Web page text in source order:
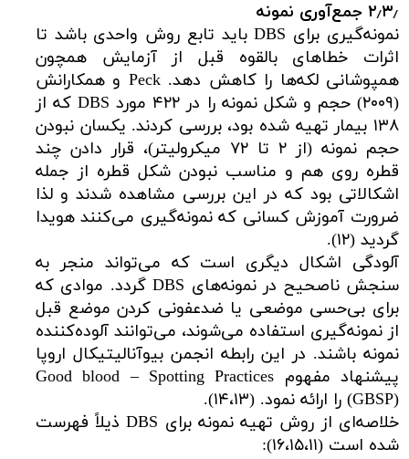
۲٫۳٫ جمع‌آوری نمونه
نمونه‌گیری برای DBS باید تابع روش واحدی باشد تا
اثرات خطاهای بالقوه قبل از آزمایش همچون
همپوشانی لکه‌ها را کاهش دهد. Peck و همکارانش
(۲۰۰۹) حجم و شکل نمونه را در ۴۲۲ مورد DBS که از
۱۳۸ بیمار تهیه شده بود، بررسی کردند. یکسان نبودن
حجم نمونه (از ۲ تا ۷۲ میکرولیتر)، قرار دادن چند
قطره روی هم و مناسب نبودن شکل قطره از جمله
اشکالاتی بود که در این بررسی مشاهده شدند و لذا
ضرورت آموزش کسانی که نمونه‌گیری می‌کنند هویدا
گردید (۱۲).
آلودگی اشکال دیگری است که می‌تواند منجر به
سنجش ناصحیح در نمونه‌های DBS گردد. موادی که
برای بی‌حسی موضعی یا ضدعفونی کردن موضع قبل
از نمونه‌گیری استفاده می‌شوند، می‌توانند آلوده‌کننده
نمونه باشند. در این رابطه انجمن بیوآنالیتیکال اروپا
پیشنهاد مفهوم Good blood – Spotting Practices
(GBSP) را ارائه نمود. (۱۴،۱۳).
خلاصه‌ای از روش تهیه نمونه برای DBS ذیلاً فهرست
شده است (۱۶،۱۵،۱۱):